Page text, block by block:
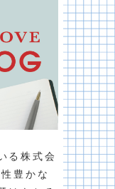
る株式会
豊かな